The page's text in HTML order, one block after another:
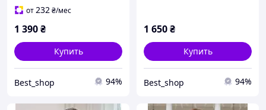
от232₴/мес
1 390₴
Купить
Best_shop 94%
1 650₴
Купить
Best_shop 94%